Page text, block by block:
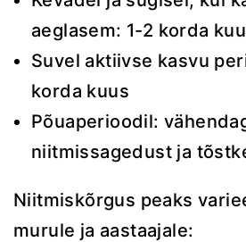
aeglasem: 1-2 korda
Suvel aktiivse kasvu
korda kuus
Põuaperioodil:
niitmissagedust ja
Niitmiskõrgus peaks
murule ja aastaajale: